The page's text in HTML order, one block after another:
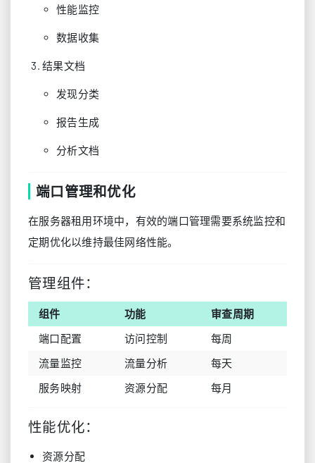
性能监控
数据收集
结果文档
发现分类
报告生成
分析文档
端口管理和优化
在服务器租用环境中，有效的端口管理需要系统监控和
定期优化以维持最佳网络性能。
管理组件：
组件 功能
审查周期
端口配置
访问控制
每周
流量监控
流量分析
每天
服务映射
资源分配 每月
性能优化：
资源分配